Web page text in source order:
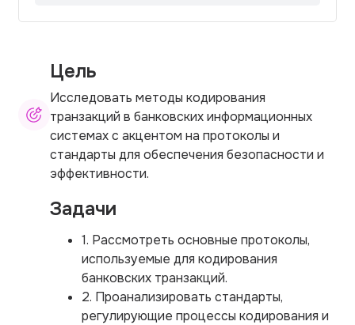
Цель
Исследовать методы кодирования
транзакций в банковских информационных
системах с акцентом на протоколы и
стандарты для обеспечения безопасности и
эффективности.
Задачи
1. Рассмотреть основные протоколы,
используемые для кодирования
банковских транзакций.
2. Проанализировать стандарты,
регулирующие процессы кодирования и